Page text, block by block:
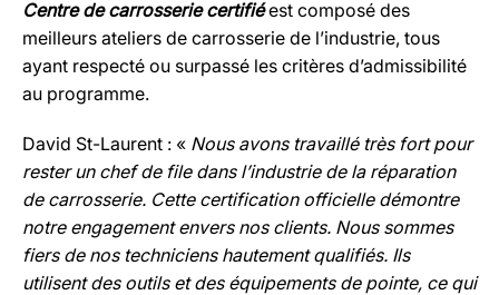
Centre de carrosserie certifiéest composé des
meilleurs ateliers de carrosserie de l’industrie, tous
ayant respecté ou surpassé les critères d’admissibilité
au programme.
David St-Laurent : « Nous avons travaillé très fort pour
rester un chef de file dans l’industrie de la réparation
de carrosserie. Cette certification officielle démontre
notre engagement envers nos clients. Nous sommes
fiers de nos techniciens hautement qualifiés. Ils
utilisent des outils et des équipements de pointe, ce qui